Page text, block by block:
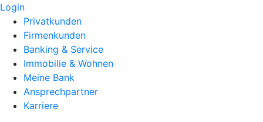
Login
Privatkunden
Firmenkunden
Banking & Service
Immobilie & Wohnen
Meine Bank
Ansprechpartner
Karriere